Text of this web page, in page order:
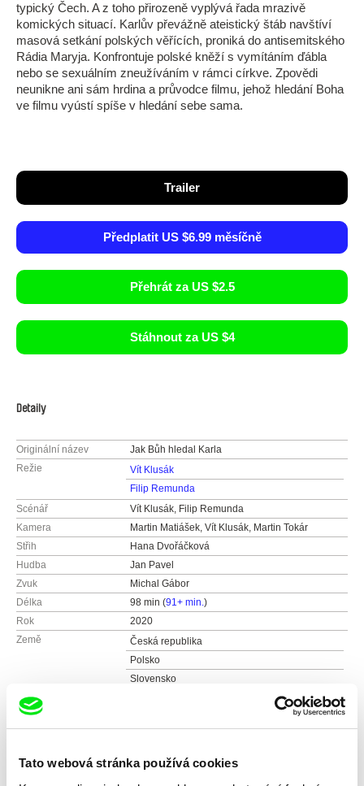
Tato webová stránka používá cookies
typický Čech. A z toho přirozeně vyplývá řada mrazivě
komických situací. Karlův převážně ateistický štáb navštíví
masová setkání polských věřících, proniká do antisemitského
Rádia Maryja. Konfrontuje polské kněží s vymítáním ďábla
nebo se sexuálním zneužíváním v rámci církve. Zpovědi
neunikne ani sám hrdina a průvodce filmu, jehož hledání Boha
ve filmu vyústí spíše v hledání sebe sama.
Trailer
Předplatit US $6.99 měsíčně
Přehrát za US $2.5
Stáhnout za US $4
Detaily
Originální název
Jak Bůh hledal Karla
Režie
Vít Klusák
Filip Remunda
Scénář
Vít Klusák, Filip Remunda
Kamera
Martin Matiášek, Vít Klusák, Martin Tokár
Střih
Hana Dvořáčková
Hudba
Jan Pavel
Zvuk
Michal Gábor
Délka
98 min (91+ min.)
Rok
2020
Země
Česká republika
Polsko
Slovensko
Barva
11000 Praha 1